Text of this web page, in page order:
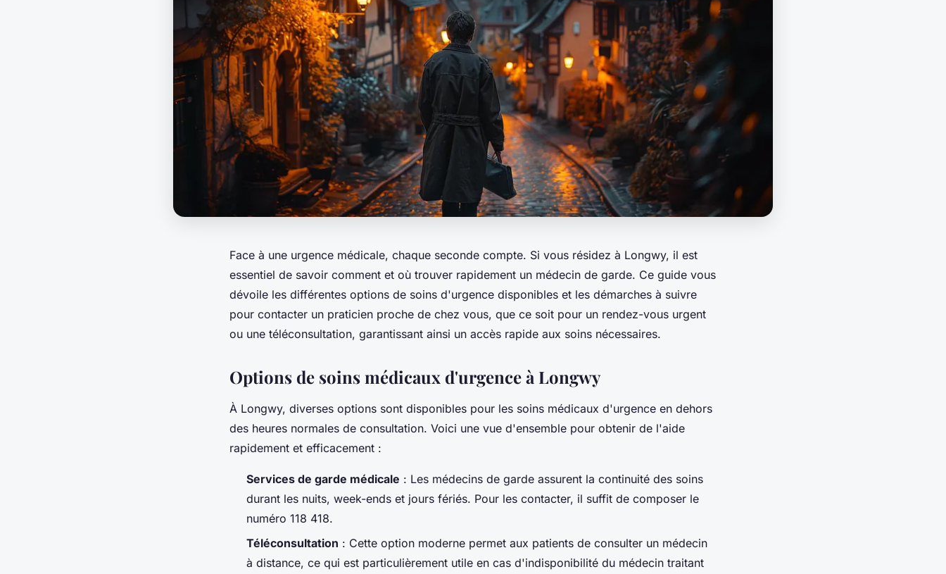
Face à une urgence médicale, chaque seconde compte. Si vous résidez à Longwy, il est
essentiel de savoir comment et où trouver rapidement un médecin de garde. Ce guide vous
dévoile les différentes options de soins d'urgence disponibles et les démarches à suivre
pour contacter un praticien proche de chez vous, que ce soit pour un rendez-vous urgent
ou une téléconsultation, garantissant ainsi un accès rapide aux soins nécessaires.
Options de soins médicaux d'urgence à Longwy
À Longwy, diverses options sont disponibles pour les soins médicaux d'urgence en dehors
des heures normales de consultation. Voici une vue d'ensemble pour obtenir de l'aide
rapidement et efficacement :
Services de garde médicale : Les médecins de garde assurent la continuité des soins
durant les nuits, week-ends et jours fériés. Pour les contacter, il suffit de composer le
numéro 118 418.
Téléconsultation : Cette option moderne permet aux patients de consulter un médecin
à distance, ce qui est particulièrement utile en cas d'indisponibilité du médecin traitant